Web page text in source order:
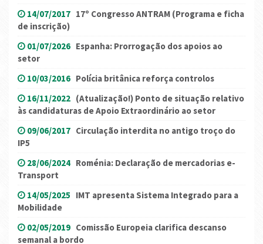
14/07/2017 17º Congresso ANTRAM (Programa e ficha
de inscrição)
01/07/2026 Espanha: Prorrogação dos apoios ao
setor
10/03/2016 Polícia britânica reforça controlos
16/11/2022 (Atualização!) Ponto de situação relativo
às candidaturas de Apoio Extraordinário ao setor
09/06/2017 Circulação interdita no antigo troço do
IP5
28/06/2024 Roménia: Declaração de mercadorias e-
Transport
14/05/2025 IMT apresenta Sistema Integrado para a
Mobilidade
02/05/2019 Comissão Europeia clarifica descanso
semanal a bordo